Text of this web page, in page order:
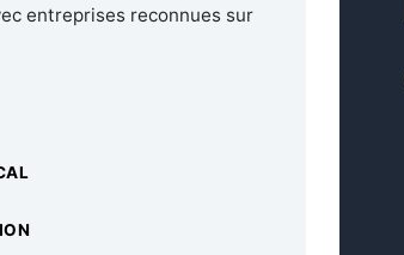
entreprises reconnues sur